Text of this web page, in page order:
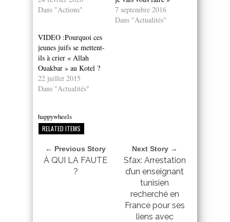
Dans "Actions"
7 septembre 2016
Dans "Actualités"
VIDEO :Pourquoi ces
jeunes juifs se mettent-
ils à crier « Allah
Ouakbar » au Kotel ?
22 juillet 2015
Dans "Actualités"
happywheels
RELATED ITEMS
← Previous Story
À QUI LA FAUTE
?
Next Story →
Sfax: Arrestation
d’un enseignant
tunisien
recherché en
France pour ses
liens avec